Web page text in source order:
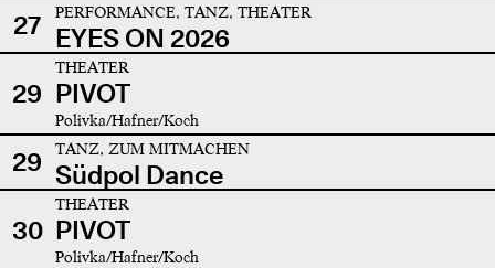
27 PERFORMANCE, TANZ, THEATER
EYES ON 2026
29
THEATER
PIVOT
Polivka/Hafner/Koch
29 TANZ, ZUM MITMACHEN
Südpol Dance
30
THEATER
PIVOT
Polivka/Hafner/Koch